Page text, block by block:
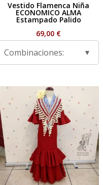
Vestido Flamenca Niña
ECONOMICO ALMA
Estampado Palido
69,00 €
Combinaciones: